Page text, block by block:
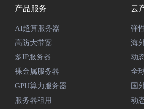
产品服务
AI超算服务器
高防大带宽
多IP服务器
裸金属服务器
GPU算力服务器
服务器租用
云
弹
海
动
全
国
动